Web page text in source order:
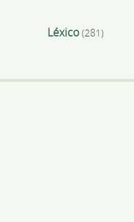
Léxico (281)